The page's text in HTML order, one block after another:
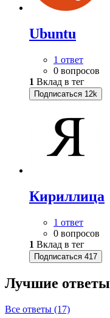
Ubuntu
1 ответ
0 вопросов
1 Вклад в тег
Подписаться 12k
Кириллица
1 ответ
0 вопросов
1 Вклад в тег
Подписаться 417
Лучшие ответы
Все ответы (17)